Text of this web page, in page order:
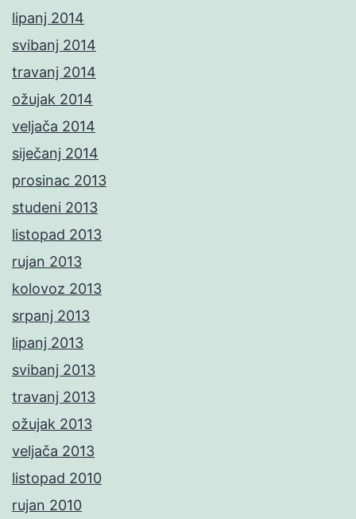
lipanj 2014
svibanj 2014
travanj 2014
ožujak 2014
veljača 2014
siječanj 2014
prosinac 2013
studeni 2013
listopad 2013
rujan 2013
kolovoz 2013
srpanj 2013
lipanj 2013
svibanj 2013
travanj 2013
ožujak 2013
veljača 2013
listopad 2010
rujan 2010